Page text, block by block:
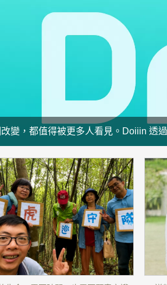
變，都值得被更多人看見。Doiiin 透
讓更多善意被理解、被支持。